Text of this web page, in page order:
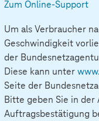
Zum Online-Support
Um als Verbraucher
Geschwindigkeit
der
Diese kann unter
Seite der
Bitte geben Sie in
Auftragsbestätigung